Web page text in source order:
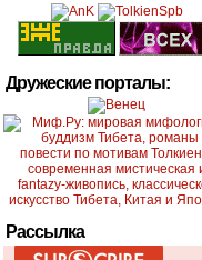
Дружеские порталы:
Рассылка